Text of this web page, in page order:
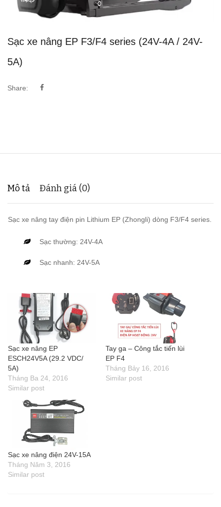
Sạc xe nâng EP F3/F4 series (24V-4A / 24V-
5A)
Share:
Mô tả Đánh giá (0)
Sạc xe nâng tay điện pin Lithium EP (Zhongli) dòng F3/F4 series.
Sạc thường: 24V-4A
Sạc nhanh: 24V-5A
Sạc xe nâng EP
ESCH24V5A (29.2 VDC/
5A)
Tháng Ba 24, 2016
Similar post
Tay ga – Công tắc tiến lùi
EP F4
Tháng Bảy 16, 2016
Similar post
Sạc xe nâng điện 24V-15A
Tháng Năm 3, 2016
Similar post